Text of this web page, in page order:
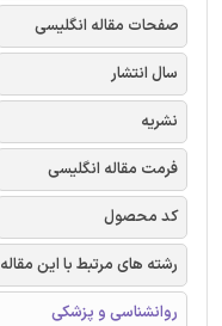
صفحات مقاله انگلیسی
سال انتشار
نشریه
فرمت مقاله انگلیسی
کد محصول
رشته های مرتبط با این مقاله
روانشناسی و پزشکی